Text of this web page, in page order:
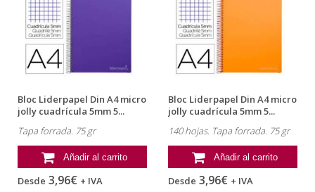
Bloc Liderpapel Din A4 micro
jolly cuadrícula 5mm 5...
Tapa forrada. 75 gr
Añadir al carrito
Desde 3,96€ + IVA
Bloc Liderpapel Din A4 micro
jolly cuadrícula 5mm 5...
140 hojas. Tapa forrada. 75 gr
Añadir al carrito
Desde 3,96€ + IVA